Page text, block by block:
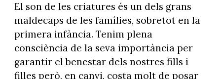
El son de les criatures és un dels grans
maldecaps de les famílies, sobretot en la
primera infància. Tenim plena
consciència de la seva importància per
garantir el benestar dels nostres fills i
filles però, en canvi, costa molt de posar